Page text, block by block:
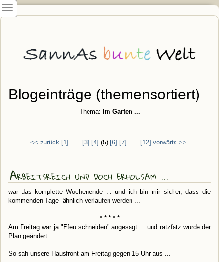
Blogeinträge (themensortiert)
Thema: Im Garten ...
<< zurück [1] [3] [4] (5) [6] [7] [12] vorwärts >>
Arbeitsreich und doch erholsam ...
war das komplette Wochenende ... und ich bin mir sicher, dass die
kommenden Tage ähnlich verlaufen werden ...
* * * * *
Am Freitag war ja "Efeu schneiden" angesagt ... und ratzfatz wurde der
Plan geändert ...
So sah unsere Hausfront am Freitag gegen 15 Uhr aus ...